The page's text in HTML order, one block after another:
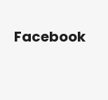
Facebook